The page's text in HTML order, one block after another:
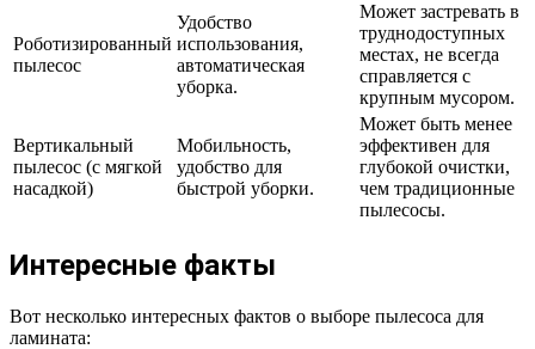
Роботизированный
пылесос
Удобство
использования,
автоматическая
уборка.
Может застревать в
труднодоступных
местах, не всегда
справляется с
крупным мусором.
Вертикальный
пылесос (с мягкой
насадкой)
Мобильность,
удобство для
быстрой уборки.
Может быть менее
эффективен для
глубокой очистки,
чем традиционные
пылесосы.
Интересные факты
Вот несколько интересных фактов о выборе пылесоса для
ламината: